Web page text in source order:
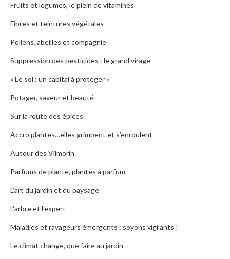
Fruits et légumes, le plein de vitamines
Fibres et teintures végétales
Pollens, abeilles et compagnie
Suppression des pesticides : le grand virage
« Le sol : un capital à protéger »
Potager, saveur et beauté
Sur la route des épices
Accro plantes…elles grimpent et s’enroulent
Autour des Vilmorin
Parfums de plante, plantes à parfum
L’art du jardin et du paysage
L'arbre et l'expert
Maladies et ravageurs émergents : soyons vigilants !
Le climat change, que faire au jardin